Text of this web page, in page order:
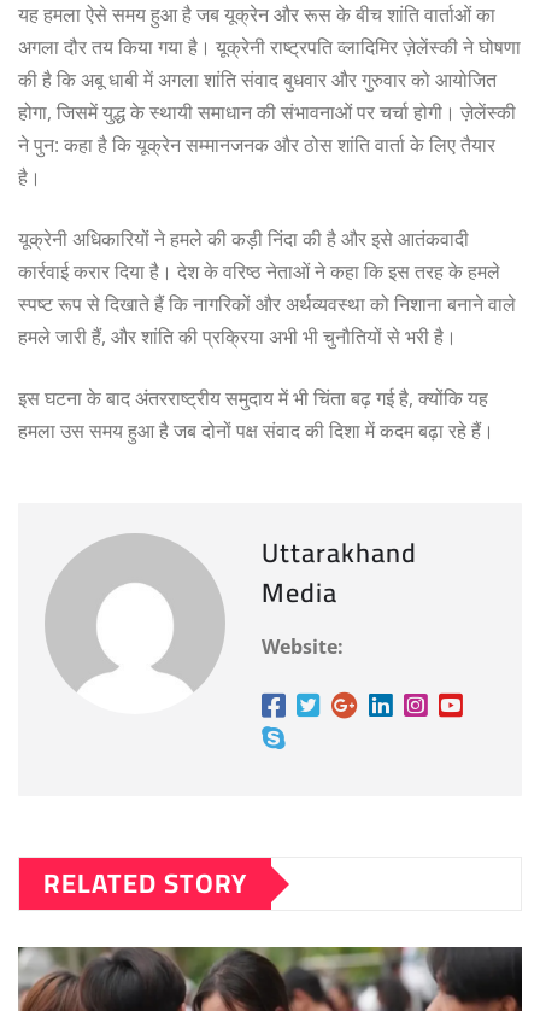
यह हमला ऐसे समय हुआ है जब यूक्रेन और रूस के बीच शांति वार्ताओं का
अगला दौर तय किया गया है। यूक्रेनी राष्ट्रपति व्लादिमिर ज़ेलेंस्की ने घोषणा
की है कि अबू धाबी में अगला शांति संवाद बुधवार और गुरुवार को आयोजित
होगा, जिसमें युद्ध के स्थायी समाधान की संभावनाओं पर चर्चा होगी। ज़ेलेंस्की
ने पुन: कहा है कि यूक्रेन सम्मानजनक और ठोस शांति वार्ता के लिए तैयार
है।
यूक्रेनी अधिकारियों ने हमले की कड़ी निंदा की है और इसे आतंकवादी
कार्रवाई करार दिया है। देश के वरिष्ठ नेताओं ने कहा कि इस तरह के हमले
स्पष्ट रूप से दिखाते हैं कि नागरिकों और अर्थव्यवस्था को निशाना बनाने वाले
हमले जारी हैं, और शांति की प्रक्रिया अभी भी चुनौतियों से भरी है।
इस घटना के बाद अंतरराष्ट्रीय समुदाय में भी चिंता बढ़ गई है, क्योंकि यह
हमला उस समय हुआ है जब दोनों पक्ष संवाद की दिशा में कदम बढ़ा रहे हैं।
Uttarakhand
Media
Website:
RELATED STORY